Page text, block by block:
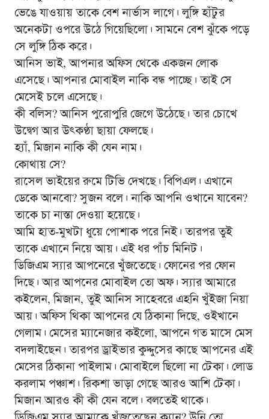
ভেঙে যাওয়ায় তাকে বেশ নার্ভাস লাগে। লুঙ্গি হাঁটুর
অনেকটা ওপরে উঠে গিয়েছিলো। সামনে বেশ ঝুঁকে পড়ে
সে লুঙ্গি ঠিক করে।
আনিস ভাই, আপনার অফিস থেকে একজন লোক
এসেছে। আপনার মোবাইল নাকি বন্ধ পাচ্ছে। তাই সে
মেসেই চলে এসেছে।
কী বলিস? আনিস পুরোপুরি জেগে উঠেছে। তার চোখে
উদ্বেগ আর উৎকণ্ঠা ছায়া ফেলছে।
হ্যাঁ, মিজান নাকি কী যেন নাম।
কোথায় সে?
রাসেল ভাইয়ের রুমে টিভি দেখছে। বিপিএল। এখানে
ডেকে আনবো? সুজন বলে। নাকি আপনি ওখানে যাবেন?
তাকে চা নাস্তা দেওয়া হয়েছে।
আমি হাত-মুখটা ধুয়ে পোশাক পরে নিই। তারপর তুই
তাকে এখানে নিয়ে আয়। এই ধর পাঁচ মিনিট।
ডিজিএম স্যার আপনেরে খুঁজতেছে। ফোনের পর ফোন
দিছে। আর আপনের মোবাইল তো অফ। স্যার আমারে
কইলেন, মিজান, তুই আনিস সাহেবরে এহনি খুঁইজা নিয়া
আয়। অফিস থিকা আপনের যে ঠিকানা দিছে, ওইখানে
গেলাম। মেসের ম্যানেজার কইলো, আপনে গত মাসে মেস
বদলাইছেন। তারপর ড্রাইভার কুদ্দুসের কাছে আপনের এই
মেসের ঠিকানা পাইলাম। মোবাইলে ছিলো না টেকা। লোড
করলাম পঞ্চাশ। রিকশা ভাড়া গেছে আরও আশি টেকা।
মিজান আরও কী কী যেন বলে। বলতেই থাকে।